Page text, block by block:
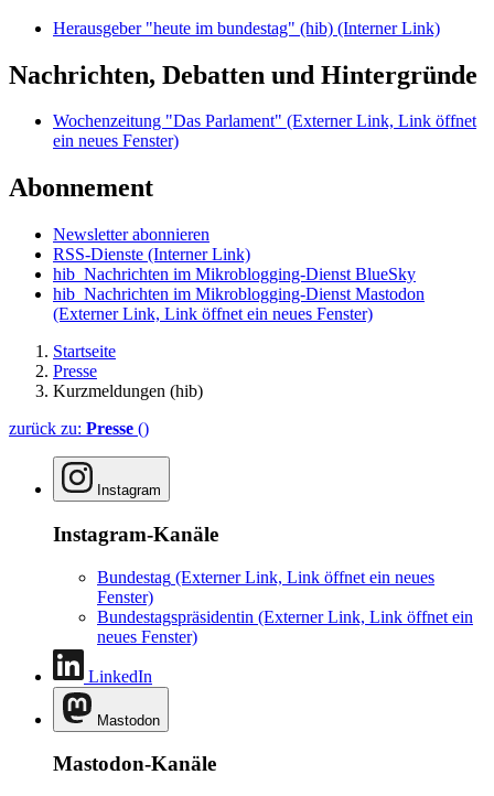
Herausgeber "heute im bundestag" (hib) (Interner Link)
Nachrichten, Debatten und Hintergründe
Wochenzeitung "Das Parlament" (Externer Link, Link öffnet
ein neues Fenster)
Abonnement
Newsletter abonnieren
RSS-Dienste (Interner Link)
hib_Nachrichten im Mikroblogging-Dienst BlueSky
hib_Nachrichten im Mikroblogging-Dienst Mastodon
(Externer Link, Link öffnet ein neues Fenster)
Startseite
Presse
Kurzmeldungen (hib)
zurück zu: Presse ()
Instagram
Instagram-Kanäle
Bundestag (Externer Link, Link öffnet ein neues
Fenster)
Bundestagspräsidentin (Externer Link, Link öffnet ein
neues Fenster)
LinkedIn
Mastodon
Mastodon-Kanäle